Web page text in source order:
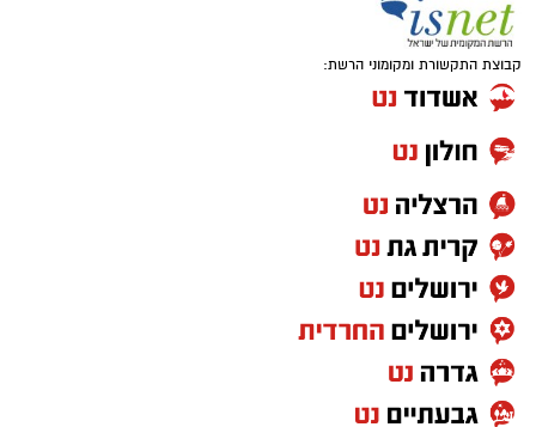
קבוצת התקשורת ומקומוני הרשת: